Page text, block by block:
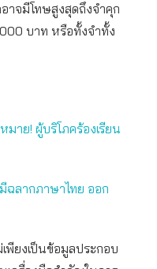
าจมีโทษสูงสุดถึงจำคุก
บาท หรือทั้งจำทั้ง
าย! ผู้บริโภคร้องเรียน
ฉลากภาษาไทย ออก
พียงเป็นข้อมูลประกอบ